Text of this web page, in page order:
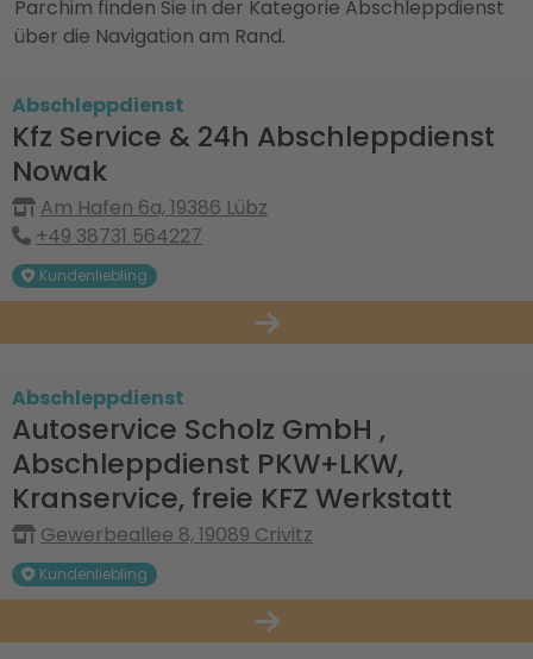
Parchim finden Sie in der Kategorie Abschleppdienst
über die Navigation am Rand.
Abschleppdienst
Kfz Service & 24h Abschleppdienst
Nowak
Am Hafen 6a, 19386 Lübz
+49 38731 564227
Kundenliebling
Abschleppdienst
Autoservice Scholz GmbH ,
Abschleppdienst PKW+LKW,
Kranservice, freie KFZ Werkstatt
Gewerbeallee 8, 19089 Crivitz
Kundenliebling